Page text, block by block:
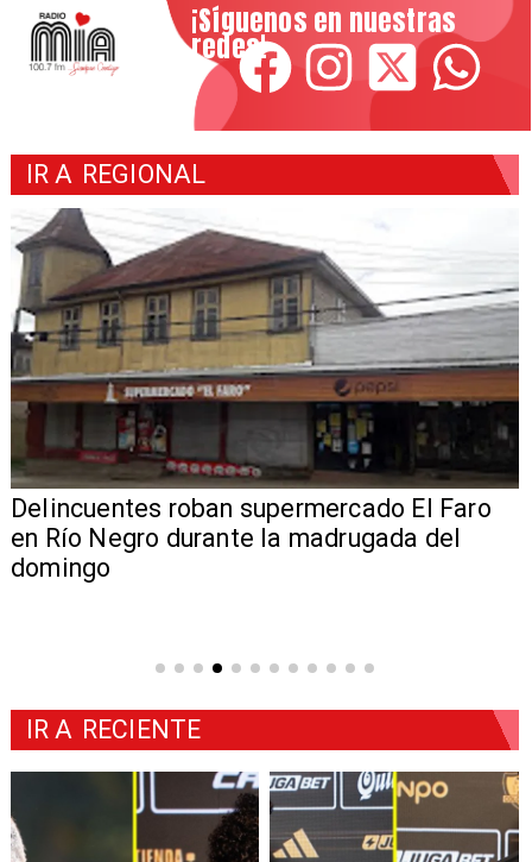
¡Síguenos en nuestras
redes!
IR A REGIONAL
Delincuentes roban supermercado El Faro
en Río Negro durante la madrugada del
domingo
IR A RECIENTE